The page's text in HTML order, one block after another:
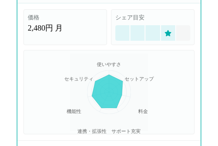
価格
2,480円 月
シェア目安
使いやすさ
セットアップ
料金
サポート充実
連携・拡張性
機能性
セキュリティ